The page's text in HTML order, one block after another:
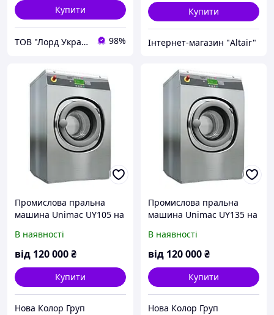
Купити
ТОВ "Лорд Україна" 98%
Купити
Інтернет-магазин "Altair"
Промислова пральна
машина Unimac UY105 на
В наявності
від 120 000₴
Купити
Нова Колор Груп
Промислова пральна
машина Unimac UY135 на
В наявності
від 120 000₴
Купити
Нова Колор Груп